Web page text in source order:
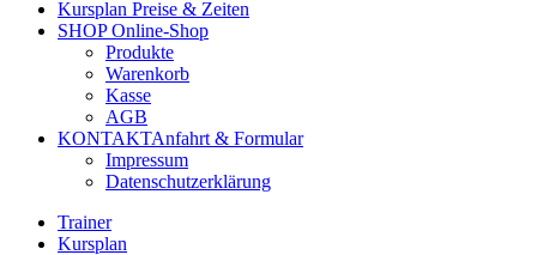
Kursplan Preise & Zeiten
SHOPOnline-Shop
Produkte
Warenkorb
Kasse
AGB
KONTAKTAnfahrt & Formular
Impressum
Datenschutzerklärung
Trainer
Kursplan